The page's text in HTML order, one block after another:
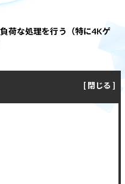
荷な処理を行う（特に4Kゲ